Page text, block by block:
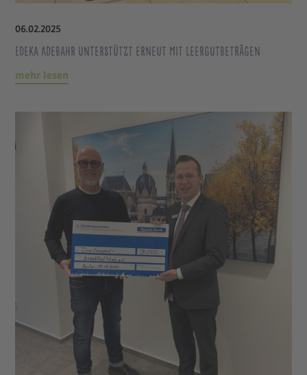
06.02.2025
Edeka Adebahr unterstützt erneut mit Leergutbeträgen
mehr lesen